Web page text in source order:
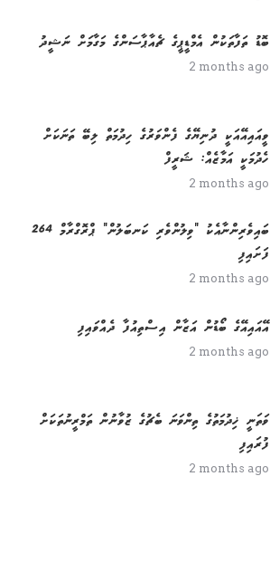
ބޮޑު ތަފާތަކުން އެމްޑީޕީގެ ޗެއާޕާސަންގެ މަގާމަށް ނަޝީދު
2 months ago
ވީއައިއޭއަކީ ދުނިޔޭގެ ފެންވަރުގެ ހިދުމަތް ލިބޭ ތަނަކަށް
ހެދުމަކީ އަމާޒެއް: ޝަރީފް
2 months ago
264 ބައިވެރިންނާއެކު "ވިލުންވެރި ކަނބަލުން" ޕްރޮގްރާމް
ފަށައިފި
2 months ago
އޭއައިއޭގެ ބޯޑުން އަޒާން އިސްތިއުފާ ދެއްވައިފި
2 months ago
ވަތަނީ ޚިދުމަތުގެ ތިންވަނަ ބެޗުގެ ޒުވާނުން ތަމްރީނުތަކަށް
ފުރައިފި
2 months ago